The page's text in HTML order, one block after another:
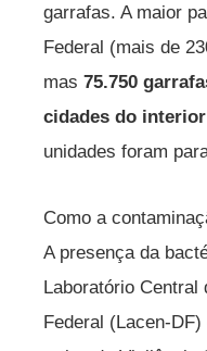
garrafas. A maior
Federal (mais de
mas 75.750
cidades do
unidades foram
Como a
A presença da
Laboratório
Federal (Lacen-